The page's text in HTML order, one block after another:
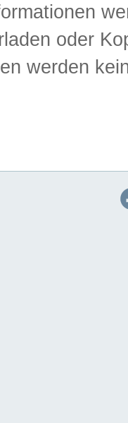
oder
werden